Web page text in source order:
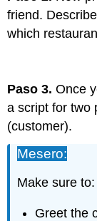
friend.
which
Paso 3. Once
a script for two
(customer).
Mesero:
Make sure to:
Greet the